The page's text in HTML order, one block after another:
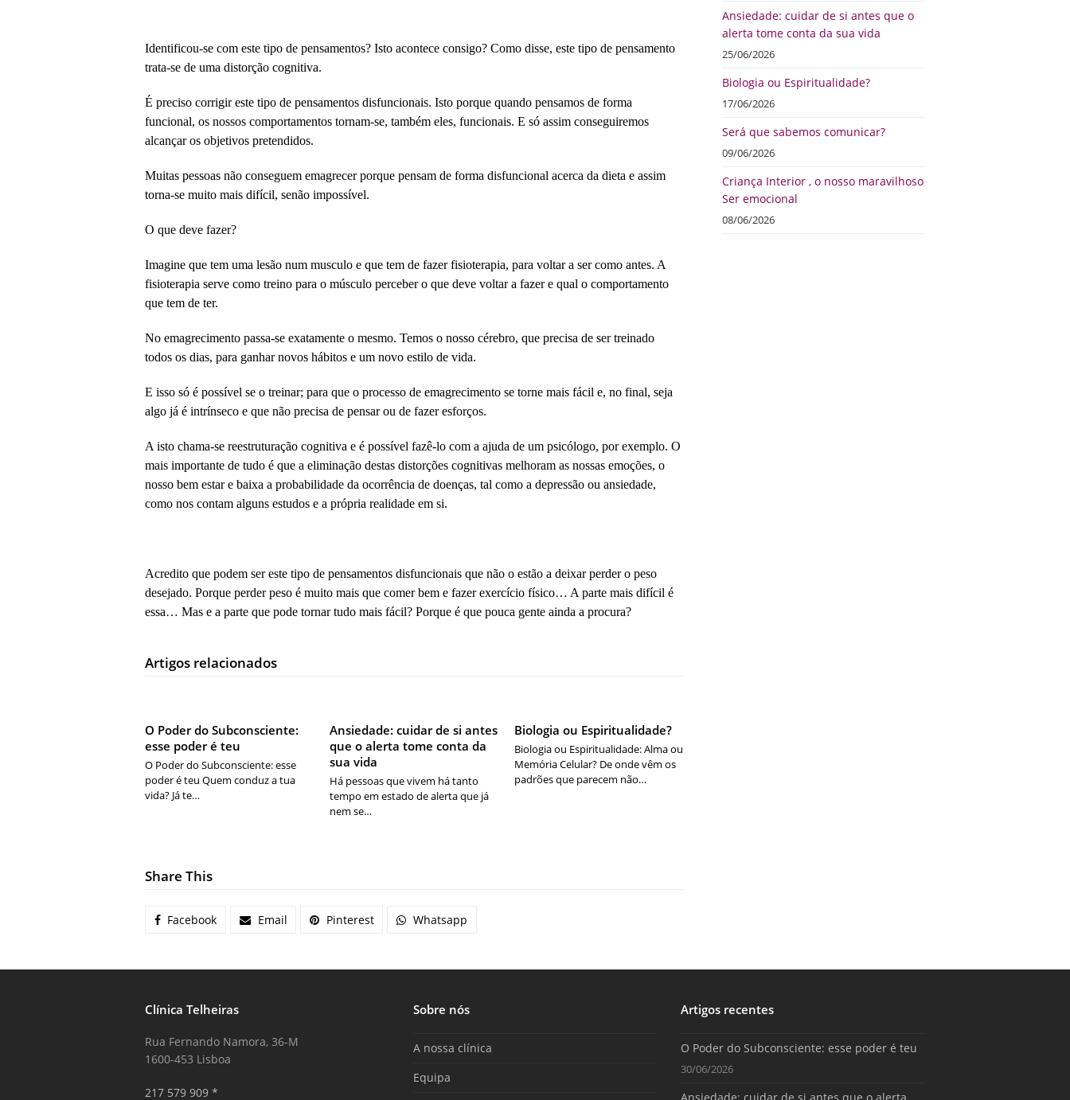
Ansiedade: cuidar de si antes que o
alerta tome conta da sua vida
25/06/2026
Biologia ou Espiritualidade?
17/06/2026
Será que sabemos comunicar?
09/06/2026
Criança Interior , o nosso maravilhoso
Ser emocional
08/06/2026
Identificou-se com este tipo de pensamentos? Isto acontece consigo? Como disse, este tipo de pensamento
trata-se de uma distorção cognitiva.
É preciso corrigir este tipo de pensamentos disfuncionais. Isto porque quando pensamos de forma
funcional, os nossos comportamentos tornam-se, também eles, funcionais. E só assim conseguiremos
alcançar os objetivos pretendidos.
Muitas pessoas não conseguem emagrecer porque pensam de forma disfuncional acerca da dieta e assim
torna-se muito mais difícil, senão impossível.
O que deve fazer?
Imagine que tem uma lesão num musculo e que tem de fazer fisioterapia, para voltar a ser como antes. A
fisioterapia serve como treino para o músculo perceber o que deve voltar a fazer e qual o comportamento
que tem de ter.
No emagrecimento passa-se exatamente o mesmo. Temos o nosso cérebro, que precisa de ser treinado
todos os dias, para ganhar novos hábitos e um novo estilo de vida.
E isso só é possível se o treinar; para que o processo de emagrecimento se torne mais fácil e, no final, seja
algo já é intrínseco e que não precisa de pensar ou de fazer esforços.
A isto chama-se reestruturação cognitiva e é possível fazê-lo com a ajuda de um psicólogo, por exemplo. O
mais importante de tudo é que a eliminação destas distorções cognitivas melhoram as nossas emoções, o
nosso bem estar e baixa a probabilidade da ocorrência de doenças, tal como a depressão ou ansiedade,
como nos contam alguns estudos e a própria realidade em si.
Acredito que podem ser este tipo de pensamentos disfuncionais que não o estão a deixar perder o peso
desejado. Porque perder peso é muito mais que comer bem e fazer exercício físico… A parte mais difícil é
essa… Mas e a parte que pode tornar tudo mais fácil? Porque é que pouca gente ainda a procura?
Artigos relacionados
O Poder do Subconsciente:
esse poder é teu
O Poder do Subconsciente: esse
poder é teu Quem conduz a tua
vida? Já te…
Ansiedade: cuidar de si antes
que o alerta tome conta da
sua vida
Há pessoas que vivem há tanto
tempo em estado de alerta que já
nem se…
Biologia ou Espiritualidade?
Biologia ou Espiritualidade: Alma ou
Memória Celular? De onde vêm os
padrões que parecem não…
Share This
Facebook Email Pinterest Whatsapp
Clínica Telheiras
Rua Fernando Namora, 36-M
1600-453 Lisboa
217 579 909 *
Sobre nós
A nossa clínica
Equipa
Artigos recentes
O Poder do Subconsciente: esse poder é teu
30/06/2026